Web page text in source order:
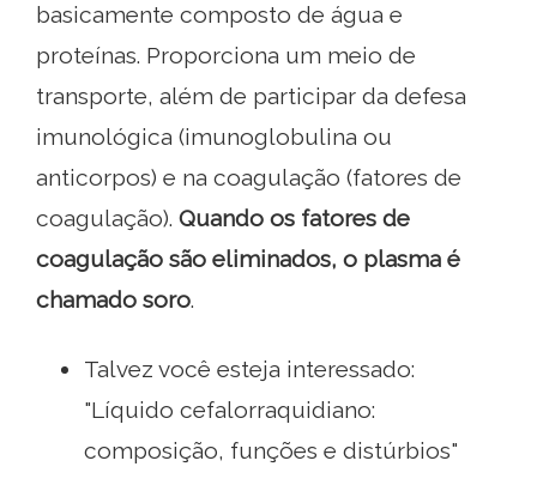
basicamente composto de água e
proteínas. Proporciona um meio de
transporte, além de participar da defesa
imunológica (imunoglobulina ou
anticorpos) e na coagulação (fatores de
coagulação). Quando os fatores de
coagulação são eliminados, o plasma é
chamado soro.
Talvez você esteja interessado:
"Líquido cefalorraquidiano:
composição, funções e distúrbios"